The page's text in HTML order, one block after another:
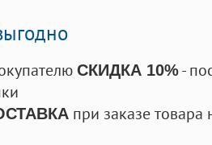
СКИДКА 10%-
при заказе